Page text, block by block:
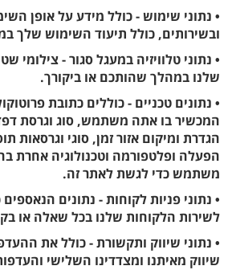
• נתוני שימוש - כולל מידע על אופן
ובשירותים, כולל תיעוד השימוש שלך
• נתוני טלוויזיה במעגל סגור - צילומי
שלנו במהלך שהותכם או ביקורך.
המכשיר בו אתה משתמש, סוג וגרסת
הגדרת ומיקום אזור זמן, סוגי וגרסאות
הפעלה ופלטפורמה וטכנולוגיה אחרת
משתמש כדי לגשת לאתר זה.
• נתוני פניות לקוחות - נתונים
לשירות הלקוחות שלנו בכל שאלה או
• נתוני שיווק ותקשורת - כולל את
שיווק מאיתנו ומצדדינו השלישי